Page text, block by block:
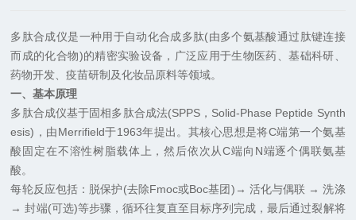
多肽合成仪是一种用于自动化合成多肽(由多个氨基酸通过肽键连接
而成的化合物)的精密实验设备，广泛应用于生物医药、基础科研、
药物开发、疫苗研制及化妆品原料等领域。
一、基本原理
多肽合成仪基于固相多肽合成法(SPPS，Solid-Phase Peptide Synth
esis)，由Merrifield于1963年提出。其核心思想是将C端第一个氨基
酸固定在不溶性树脂载体上，然后依次从C端向N端逐个偶联氨基
酸。
每轮反应包括：脱保护(去除Fmoc或Boc基团)→ 活化与偶联 → 洗涤
→ 封端(可选)等步骤，循环往复直至目标序列完成，最后通过裂解将